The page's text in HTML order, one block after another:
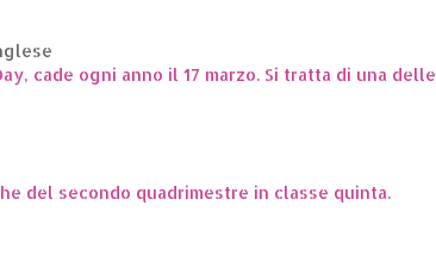
cade ogni anno il 17 marzo. Si tratta di una delle
del secondo quadrimestre in classe quinta.